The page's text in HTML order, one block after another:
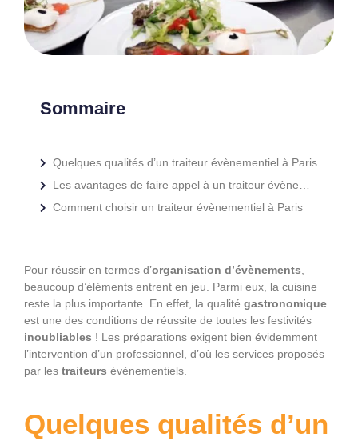
Sommaire
Quelques qualités d’un traiteur évènementiel à Paris
Comment choisir un traiteur évènementiel à Paris
Pour réussir en termes d’organisation d’évènements
beaucoup d’éléments entrent en jeu. Parmi eux, la cuisine
reste la plus importante. En effet, la qualité gastronomique
est une des conditions de réussite de toutes les festivités
inoubliables ! Les préparations exigent bien évidemment
l’intervention d’un professionnel, d’où les services proposés
par les traiteurs évènementiels.
Quelques qualités d’un